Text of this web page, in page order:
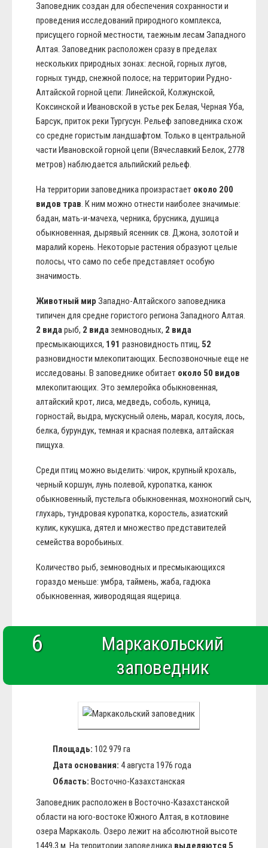
Заповедник создан для обеспечения сохранности и
проведения исследований природного комплекса,
присущего горной местности, таежным лесам Западного
Алтая. Заповедник расположен сразу в пределах
нескольких природных зонах: лесной, горных лугов,
горных тундр, снежной полосе; на территории Рудно-
Алтайской горной цепи: Линейской, Колжунской,
Коксинской и Ивановской в устье рек Белая, Черная Уба,
Барсук, приток реки Тургусун. Рельеф заповедника схож
со средне гористым ландшафтом. Только в центральной
части Ивановской горной цепи (Вячеславкий Белок, 2778
метров) наблюдается альпийский рельеф.
На территории заповедника произрастает около 200
видов трав. К ним можно отнести наиболее значимые:
бадан, мать-и-мачеха, черника, брусника, душица
обыкновенная, дырявый ясенник св. Джона, золотой и
маралий корень. Некоторые растения образуют целые
полосы, что само по себе представляет особую
значимость.
Животный мир Западно-Алтайского заповедника
типичен для средне гористого региона Западного Алтая.
2 видарыб, 2 видаземноводных, 2 вида
пресмыкающихся, 191 разновидность птиц, 52
разновидности млекопитающих. Беспозвоночные еще не
исследованы. В заповеднике обитает около 50 видов
млекопитающих. Это землеройка обыкновенная,
алтайский крот, лиса, медведь, соболь, куница,
горностай, выдра, мускусный олень, марал, косуля, лось,
белка, бурундук, темная и красная полевка, алтайская
пищуха.
Среди птиц можно выделить: чирок, крупный крохаль,
черный коршун, лунь полевой, куропатка, канюк
обыкновенный, пустельга обыкновенная, мохноногий сыч,
глухарь, тундровая куропатка, коростель, азиатский
кулик, кукушка, дятел и множество представителей
семейства воробьиных.
Количество рыб, земноводных и пресмыкающихся
гораздо меньше: умбра, таймень, жаба, гадюка
обыкновенная, живородящая ящерица.
6
Маркакольский
заповедник
Площадь: 102 979 га
Дата основания: 4 августа 1976 года
Область: Восточно-Казахстанская
Заповедник расположен в Восточно-Казахстанской
области на юго-востоке Южного Алтая, в котловине
озера Маркаколь. Озеро лежит на абсолютной высоте
1449,3 м. На территории заповедника выделяются 5